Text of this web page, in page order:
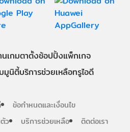
นเกมตาตั้งช้อปปิ้งแพ็กเกจ
มูนิตี้บริการช่วยเหลือทรูไอดี
ข้อกำหนดและเงื่อนไข
ว
บริการช่วยเหลือ ติดต่อเรา